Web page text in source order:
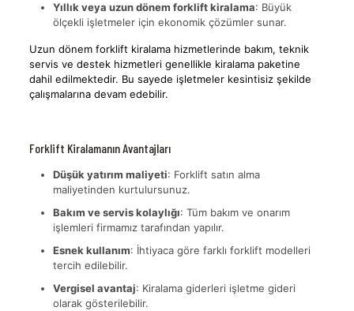
Yıllık veya uzun dönem forklift kiralama: Büyük
ölçekli işletmeler için ekonomik çözümler sunar.
Uzun dönem forklift kiralama hizmetlerinde bakım, teknik
servis ve destek hizmetleri genellikle kiralama paketine
dahil edilmektedir. Bu sayede işletmeler kesintisiz şekilde
çalışmalarına devam edebilir.
Forklift Kiralamanın Avantajları
Düşük yatırım maliyeti: Forklift satın alma
maliyetinden kurtulursunuz.
Bakım ve servis kolaylığı: Tüm bakım ve onarım
işlemleri firmamız tarafından yapılır.
Esnek kullanım: İhtiyaca göre farklı forklift modelleri
tercih edilebilir.
Vergisel avantaj: Kiralama giderleri işletme gideri
olarak gösterilebilir.